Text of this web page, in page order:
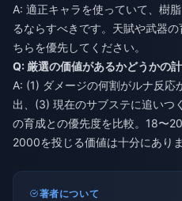
A: 適正キャラを使っていて、樹
るならすべきです。天賦や武器
ちらを優先してください。
Q: 厳選の価値があるかどうかの
A: (1) ダメージの何割がルナ反
出、(3) 現在のサブステに追いつ
の育成との優先度を比較。18〜
2000を投じる価値は十分にありま
著者について